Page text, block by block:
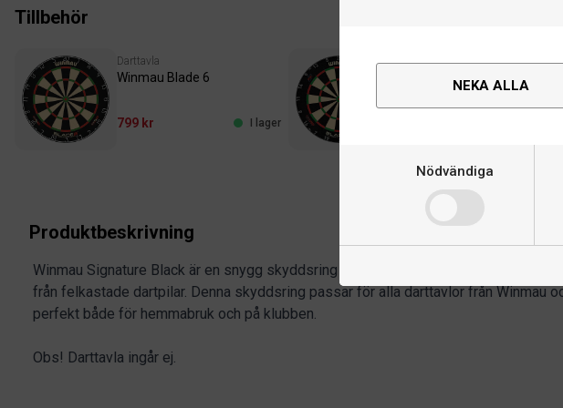
NEKA ALLA
Nödvändiga
Tillbehör
Darttavla
Winmau Blade 6
799 kr I lager
Darttavla
Winmau Blade 6 Triple Core
Produktbeskrivning
Winmau Signature Black är en snygg skyddsring med Winmaus logo, som skyddar
från felkastade dartpilar. Denna skyddsring passar för alla darttavlor från Winmau
perfekt både för hemmabruk och på klubben.
Obs! Darttavla ingår ej.